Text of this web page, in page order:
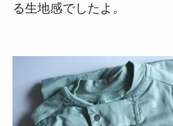
る生地感でしたよ。